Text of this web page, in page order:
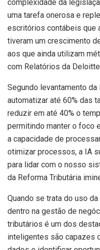
complexidade da
uma tarefa onerosa e
escritórios contábeis que
tiveram um crescimento
aos que ainda utilizam
com Relatórios da Deloitte
Segundo levantamento
automatizar até 60% das
reduzir em até 40% o
permitindo manter o foco
a capacidade de
otimizar processos, a IA
para lidar com o nosso
da Reforma Tributária
Quando se trata do uso
dentro na gestão de
tributários é um dos
inteligentes são capazes